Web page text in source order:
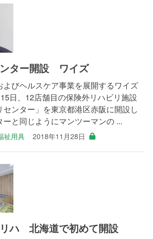
ター開設 ワイズ
よびヘルスケア事業を展開するワイズ
日、12店舗目の保険外リハビリ施設
センター」を東京都港区赤阪に開設し
と同じようにマンツーマンの ...
祉用具 2018年11月28日
ハ 北海道で初めて開設